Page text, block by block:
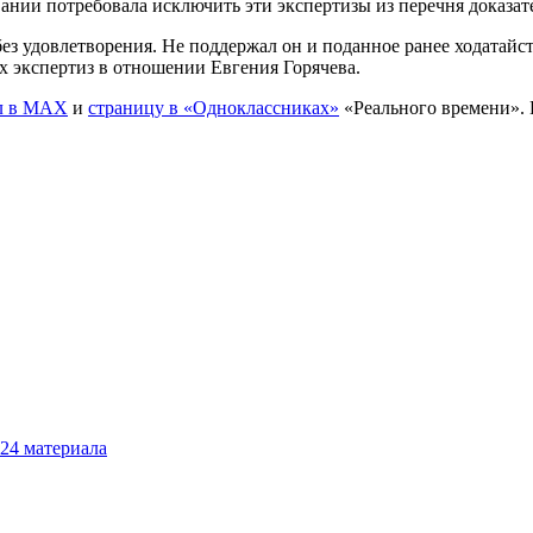
потребовала исключить эти экспертизы из перечня
удовлетворения. Не поддержал он и поданное ранее
экспертиз в отношении Евгения Горячева.
в MAX и страницу в «Одноклассниках» «Реального
24 материала